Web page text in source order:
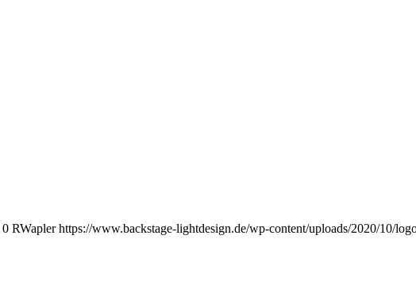
0 RWapler https://www.backstage-lightdesign.de/wp-content/uploads/2020/10/